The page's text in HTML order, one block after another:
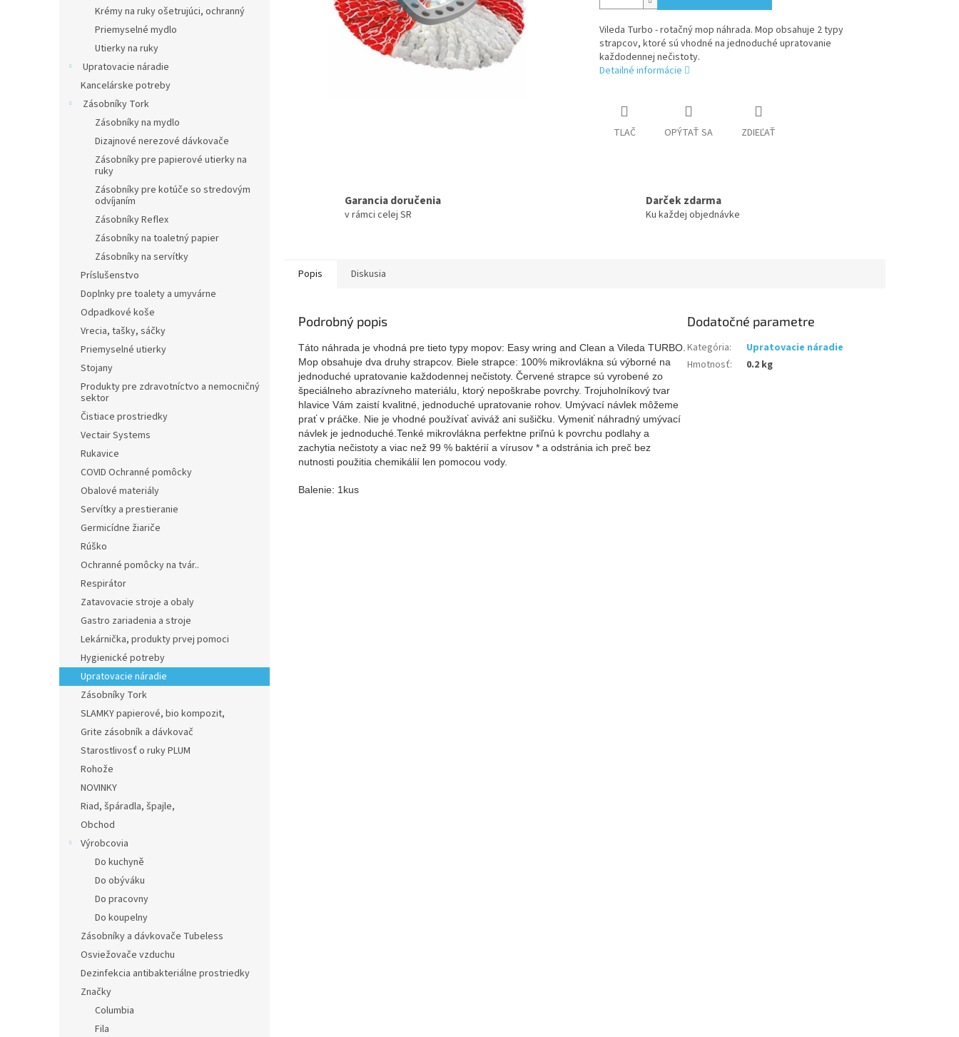
Krémy na ruky ošetrujúci, ochranný
Priemyselné mydlo
Utierky na ruky
Upratovacie náradie
Kancelárske potreby
Zásobníky Tork
Zásobníky na mydlo
Dizajnové nerezové dávkovače
Zásobníky pre papierové utierky na
ruky
Zásobníky pre kotúče so stredovým
odvíjaním
Zásobníky Reflex
Zásobníky na toaletný papier
Zásobníky na servítky
Príslušenstvo
Doplnky pre toalety a umyvárne
Odpadkové koše
Vrecia, tašky, sáčky
Priemyselné utierky
Stojany
Produkty pre zdravotníctvo a nemocničný
sektor
Čistiace prostriedky
Vectair Systems
Rukavice
COVID Ochranné pomôcky
Obalové materiály
Servítky a prestieranie
Germicídne žiariče
Rúško
Ochranné pomôcky na tvár..
Respirátor
Zatavovacie stroje a obaly
Gastro zariadenia a stroje
Lekárnička, produkty prvej pomoci
Hygienické potreby
Upratovacie náradie
Zásobníky Tork
SLAMKY papierové, bio kompozit,
Grite zásobník a dávkovač
Starostlivosť o ruky PLUM
Rohože
NOVINKY
Riad, špáradla, špajle,
Obchod
Výrobcovia
Do kuchyně
Do obýváku
Do pracovny
Do koupelny
Zásobníky a dávkovače Tubeless
Osviežovače vzduchu
Dezinfekcia antibakteriálne prostriedky
Značky
Columbia
Fila
Vileda Turbo - rotačný mop náhrada. Mop obsahuje 2 typy
strapcov, ktoré sú vhodné na jednoduché upratovanie
každodennej nečistoty.
Detailné informácie
TLAČ OPÝTAŤ SA ZDIEĽAŤ
Garancia doručenia
v rámci celej SR
Darček zdarma
Ku každej objednávke
Popis Diskusia
Podrobný popis
Táto náhrada je vhodná pre tieto typy mopov: Easy wring and Clean a Vileda TURBO.
Mop obsahuje dva druhy strapcov. Biele strapce: 100% mikrovlákna sú výborné na
jednoduché upratovanie každodennej nečistoty. Červené strapce sú vyrobené zo
špeciálneho abrazívneho materiálu, ktorý nepoškrabe povrchy. Trojuholníkový tvar
hlavice Vám zaistí kvalitné, jednoduché upratovanie rohov. Umývací návlek môžeme
prať v práčke. Nie je vhodné používať aviváž ani sušičku. Vymeniť náhradný umývací
návlek je jednoduché.Tenké mikrovlákna perfektne priľnú k povrchu podlahy a
zachytia nečistoty a viac než 99 % baktérií a vírusov * a odstránia ich preč bez
nutnosti použitia chemikálií len pomocou vody.
Balenie: 1kus
Dodatočné parametre
Kategória:
Upratovacie náradie
Hmotnosť: 0.2 kg